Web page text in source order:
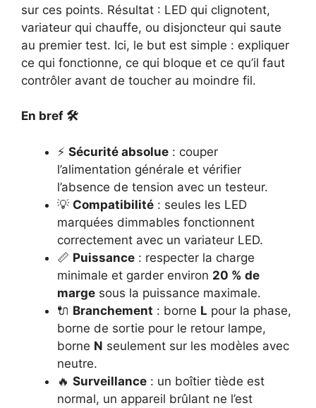
sur ces points. Résultat : LED qui clignotent,
variateur qui chauffe, ou disjoncteur qui saute
au premier test. Ici, le but est simple : expliquer
ce qui fonctionne, ce qui bloque et ce qu’il faut
contrôler avant de toucher au moindre fil.
En bref 🛠️
⚡ Sécurité absolue : couper
l’alimentation générale et vérifier
l’absence de tension avec un testeur.
💡 Compatibilité : seules les LED
marquées dimmables fonctionnent
correctement avec un variateur LED.
📏 Puissance : respecter la charge
minimale et garder environ 20 % de
marge sous la puissance maximale.
🔌 Branchement : borne L pour la phase,
borne de sortie pour le retour lampe,
borne N seulement sur les modèles avec
neutre.
🔥 Surveillance : un boîtier tiède est
normal, un appareil brûlant ne l’est